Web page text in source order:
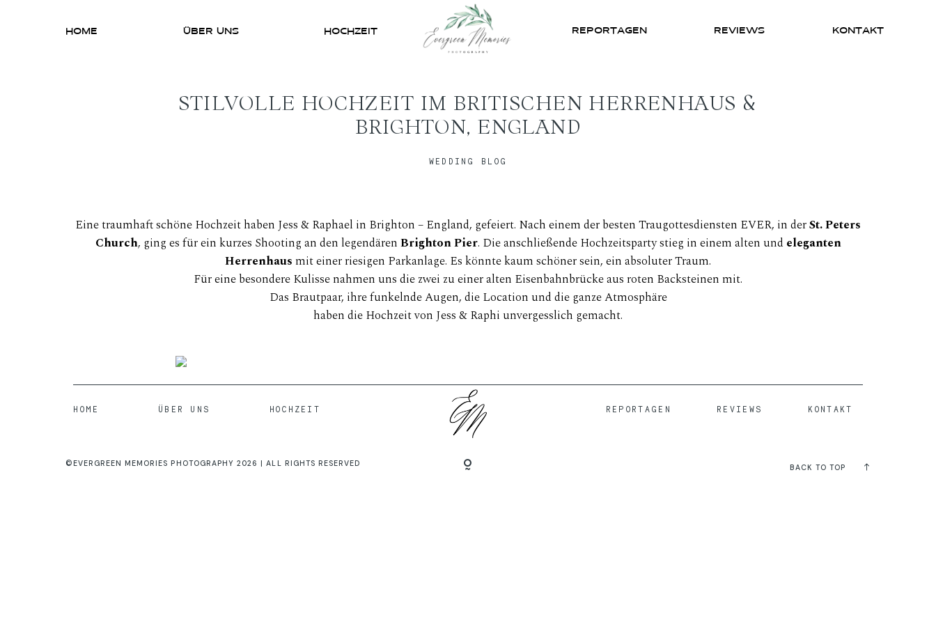
REPORTAGEN REVIEWS KONTAKT
HOME ÜBER UNS HOCHZEIT
STILVOLLE HOCHZEIT IM BRITISCHEN HERRENHAUS &
BRIGHTON, ENGLAND
WEDDING BLOG
Eine traumhaft schöne Hochzeit haben Jess & Raphael in Brighton – England, gefeiert. Nach einem der besten Traugottesdiensten EVER, in derSt. Peters
Church, ging es für ein kurzes Shooting an den legendärenBrighton Pier. Die anschließende Hochzeitsparty stieg in einem alten undeleganten
Herrenhausmit einer riesigen Parkanlage. Es könnte kaum schöner sein, ein absoluter Traum.
Für eine besondere Kulisse nahmen uns die zwei zu einer alten Eisenbahnbrücke aus roten Backsteinen mit.
Das Brautpaar, ihre funkelnde Augen, die Location und die ganze Atmosphäre
haben die Hochzeit von Jess & Raphi unvergesslich gemacht.
HOME ÜBER UNS HOCHZEIT REPORTAGEN REVIEWS KONTAKT
©EVERGREEN MEMORIES PHOTOGRAPHY 2026 | ALL RIGHTS RESERVED BACK TO TOP
HOCHZEIT
KONTAKT